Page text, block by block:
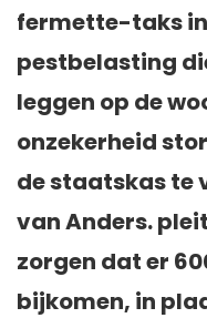
fermette-taks in
pestbelasting
leggen op de
onzekerheid
de staatskas te
van Anders.
zorgen dat er
bijkomen, in